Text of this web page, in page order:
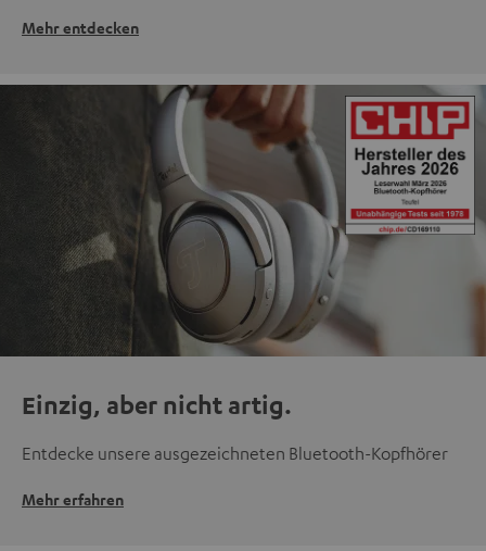
Mehr entdecken
Einzig, aber nicht artig.
Entdecke unsere ausgezeichneten Bluetooth-Kopfhörer
Mehr erfahren